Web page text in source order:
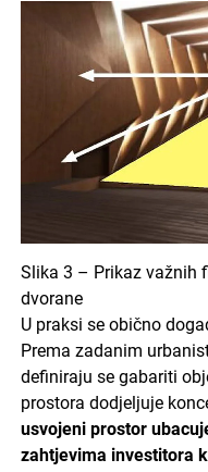
Slika 3 – Prikaz važnih
dvorane
U praksi se obično
Prema zadanim
definiraju se gabariti
prostora dodjeljuje
usvojeni prostor
zahtjevima investitora